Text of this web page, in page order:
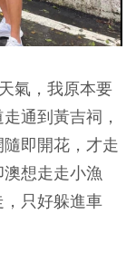
氣，我原本要
通到黃吉祠，
即開花，才走
想走走小漁
只好躲進車